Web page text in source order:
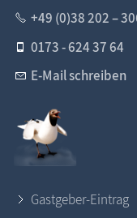
+49 (0)38 202 –
0173 - 624 37 64
E-Mail schreiben
Gastgeber-Eintrag